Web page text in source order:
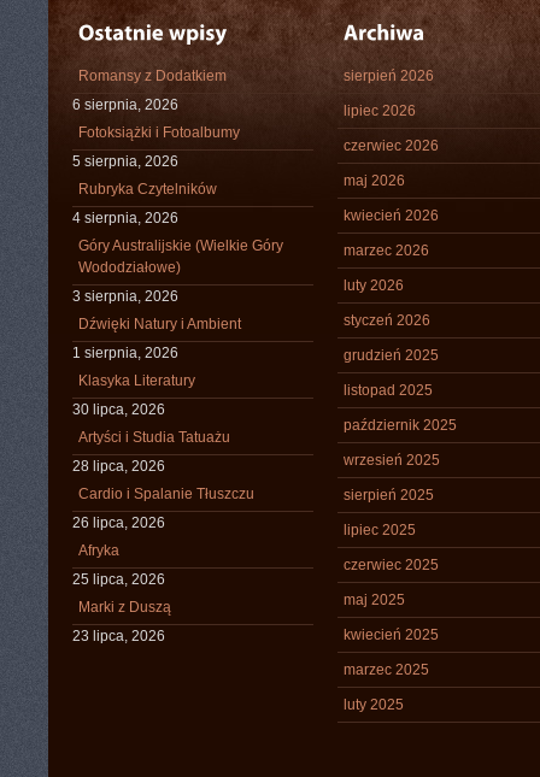
Romansy z Dodatkiem
6 sierpnia, 2026
Fotoksiążki i Fotoalbumy
5 sierpnia, 2026
Rubryka Czytelników
4 sierpnia, 2026
Góry Australijskie (Wielkie Góry
Wododziałowe)
3 sierpnia, 2026
Dźwięki Natury i Ambient
1 sierpnia, 2026
Klasyka Literatury
30 lipca, 2026
Artyści i Studia Tatuażu
28 lipca, 2026
Cardio i Spalanie Tłuszczu
26 lipca, 2026
Afryka
25 lipca, 2026
Marki z Duszą
23 lipca, 2026
sierpień 2026
lipiec 2026
czerwiec 2026
maj 2026
kwiecień 2026
marzec 2026
luty 2026
styczeń 2026
grudzień 2025
listopad 2025
październik 2025
wrzesień 2025
sierpień 2025
lipiec 2025
czerwiec 2025
maj 2025
kwiecień 2025
marzec 2025
luty 2025